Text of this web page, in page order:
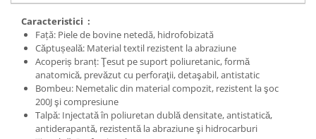
Protecția ochilor
Protecția respirației
Protecția urechilor
Scule de mana
Capsatoare , multifuncionale si
pistoale silicon
Chei si truse chei
Caracteristici :
Față: Piele de bovine netedă, hidrofobizată
Căptușeală: Material textil rezistent la abraziune
Acoperiș branț: Ţesut pe suport poliuretanic, formă
anatomică, prevăzut cu perforaţii, detaşabil, antistatic
Bombeu: Nemetalic din material compozit, rezistent la şoc
200J şi compresiune
Talpă: Injectată în poliuretan dublă densitate, antistatică,
antiderapantă, rezistentă la abraziune şi hidrocarburi